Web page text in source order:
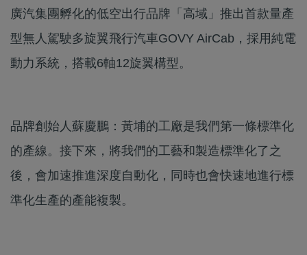
廣汽集團孵化的低空出行品牌「高域」推出首款量產
型無人駕駛多旋翼飛行汽車GOVY AirCab，採用純電
動力系統，搭載6軸12旋翼構型。
品牌創始人蘇慶鵬：黃埔的工廠是我們第一條標準化
的產線。接下來，將我們的工藝和製造標準化了之
後，會加速推進深度自動化，同時也會快速地進行標
準化生產的產能複製。